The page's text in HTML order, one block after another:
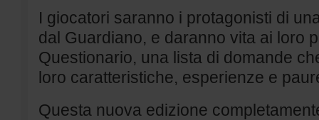
I giocatori saranno i protagonisti di
dal Guardiano, e daranno vita ai loro
Questionario, una lista di domande
loro caratteristiche, esperienze e
Questa nuova edizione